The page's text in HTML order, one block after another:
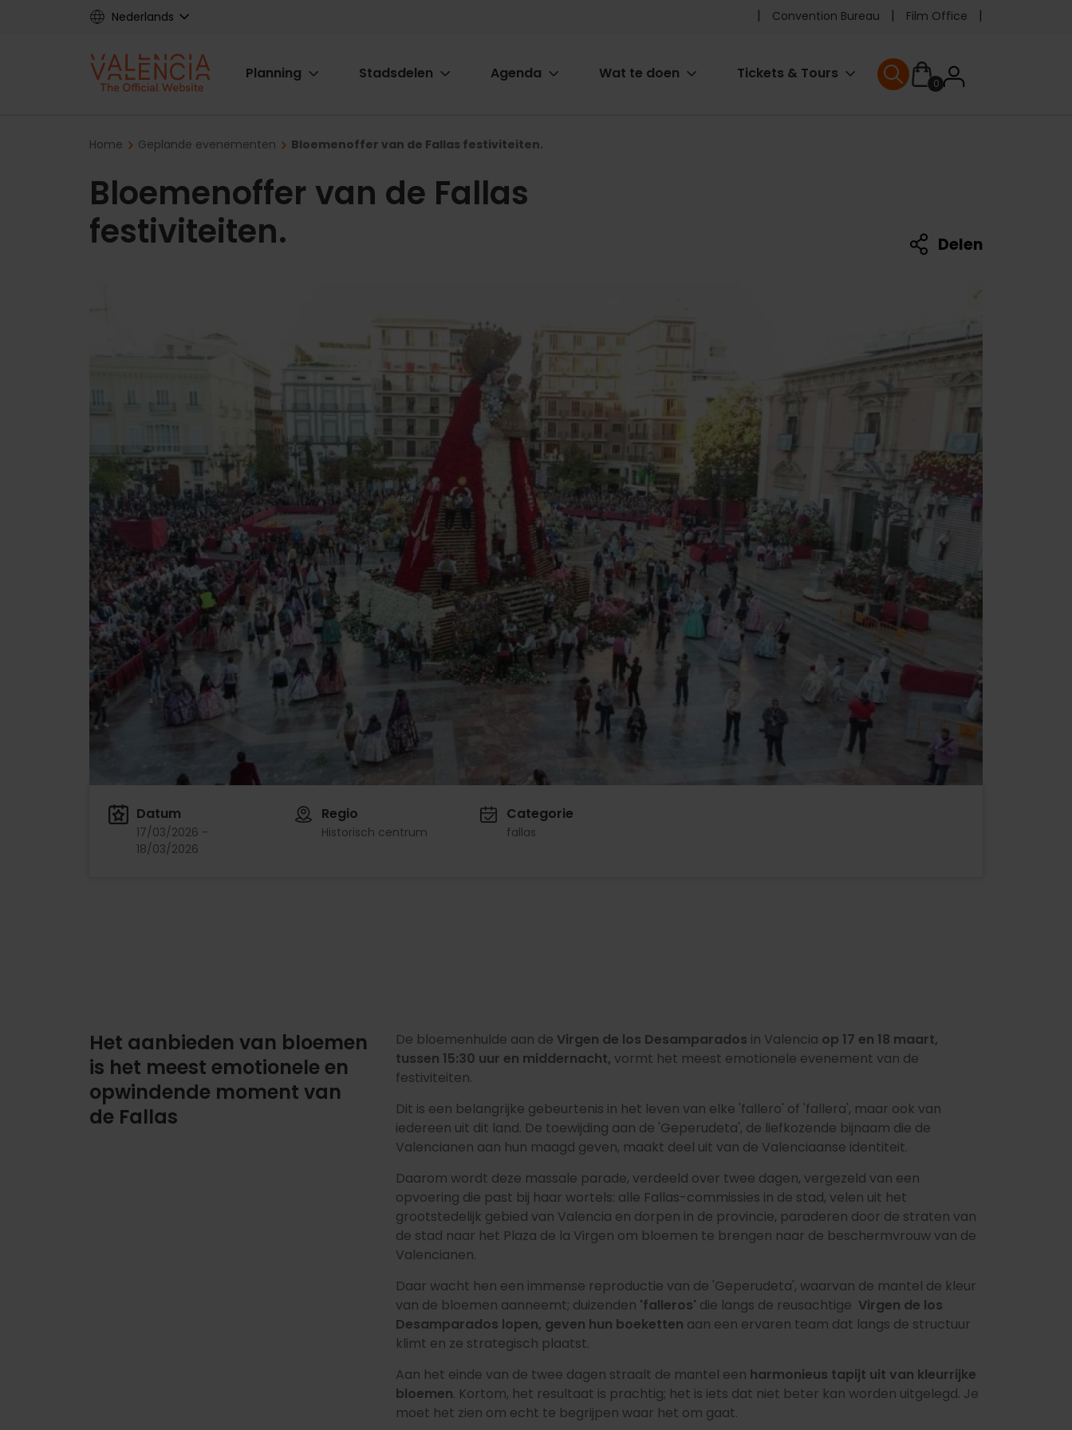
Nederlands
Pre
header
Convention Bureau Film Office
Main
Planning Stadsdelen Agenda Wat te doen Tickets & Tours
0User
User menu
Breadcrumb
Home Geplande evenementen Bloemenoffer van de Fallas festiviteiten.
Bloemenoffer van de Fallas
festiviteiten.
Delen
Datum
17/03/2026 -
18/03/2026
Regio
Historisch centrum
Categorie
fallas
Het aanbieden van bloemen
is het meest emotionele en
opwindende moment van
de Fallas
De bloemenhulde aan de Virgen de los Desamparados in Valencia op 17 en 18 maart,
tussen 15:30 uur en middernacht, vormt het meest emotionele evenement van de
festiviteiten.
Dit is een belangrijke gebeurtenis in het leven van elke 'fallero' of 'fallera', maar ook van
iedereen uit dit land. De toewijding aan de 'Geperudeta', de liefkozende bijnaam die de
Valencianen aan hun maagd geven, maakt deel uit van de Valenciaanse identiteit.
Daarom wordt deze massale parade, verdeeld over twee dagen, vergezeld van een
opvoering die past bij haar wortels: alle Fallas-commissies in de stad, velen uit het
grootstedelijk gebied van Valencia en dorpen in de provincie, paraderen door de straten van
de stad naar het Plaza de la Virgen om bloemen te brengen naar de beschermvrouw van de
Valencianen.
Daar wacht hen een immense reproductie van de 'Geperudeta', waarvan de mantel de kleur
van de bloemen aanneemt; duizenden 'falleros' die langs de reusachtige Virgen de los
Desamparados lopen, geven hun boeketten aan een ervaren team dat langs de structuur
klimt en ze strategisch plaatst.
Aan het einde van de twee dagen straalt de mantel een harmonieus tapijt uit van kleurrijke
bloemen. Kortom, het resultaat is prachtig; het is iets dat niet beter kan worden uitgelegd. Je
moet het zien om echt te begrijpen waar het om gaat.